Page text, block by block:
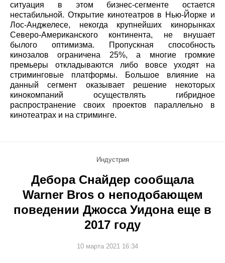
ситуация в этом бизнес-сегменте остается
нестабильной. Открытие кинотеатров в Нью-Йорке и
Лос-Анджелесе, некогда крупнейших кинорынках
Северо-Американского континента, не внушает
былого оптимизма. Пропускная способность
кинозалов ограничена 25%, а многие громкие
премьеры откладываются либо вовсе уходят на
стриминговые платформы. Большое влияние на
данный сегмент оказывает решение некоторых
кинокомпаний осуществлять гибридное
распространение своих проектов параллельно в
кинотеатрах и на стриминге.
Индустрия
Дебора Снайдер сообщала
Warner Bros о неподобающем
поведении Джосса Уидона еще в
2017 году
10 марта 2021 16:34